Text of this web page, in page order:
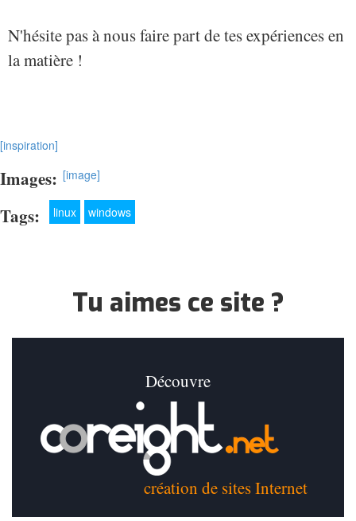
N'hésite pas à nous faire part de tes expériences en
la matière !
[inspiration]
Images: [image]
Tags: linux windows
Tu aimes ce site ?
Découvre
création de sites Internet